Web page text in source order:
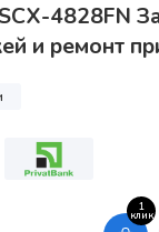
4828FN
и ремонт
1
клик